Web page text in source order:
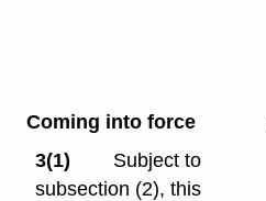
Coming into force
3(1)
Subject to
subsection (2), this